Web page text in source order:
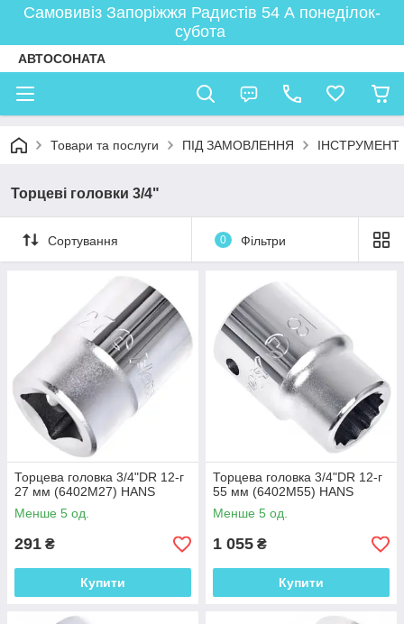
Самовивіз Запоріжжя Радистів 54 А понеділок-
субота
АВТОСОНАТА
Товари та послуги ПІД ЗАМОВЛЕННЯ ІНСТРУМЕНТ
Торцеві головки 3/4"
Сортування 0 Фільтри
Торцева головка 3/4"DR 12-г
27 мм (6402M27) HANS
Менше 5 од.
291 ₴
Купити
Торцева головка 3/4"DR 12-г
55 мм (6402M55) HANS
Менше 5 од.
1 055 ₴
Купити